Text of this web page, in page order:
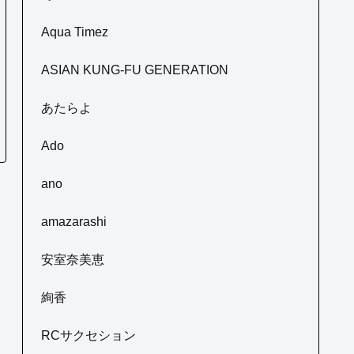
Aqua Timez
ASIAN KUNG-FU GENERATION
あたらよ
Ado
ano
amazarashi
安室奈美恵
絢香
RCサクセション